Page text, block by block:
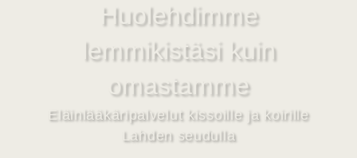
Huolehdimme
lemmikistäsi kuin
omastamme
Eläinlääkäripalvelut kissoille ja koirille
Lahden seudulla